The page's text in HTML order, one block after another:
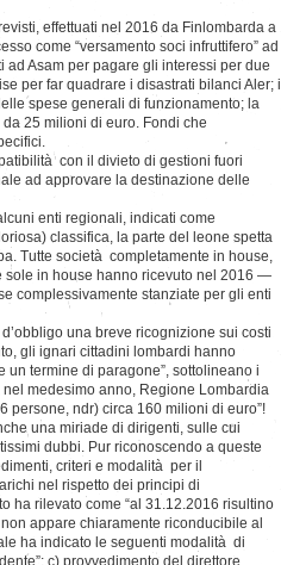
effettuati nel 2016 da Finlombarda a
come “versamento soci infruttifero” ad
Asam per pagare gli interessi per due
per far quadrare i disastrati bilanci Aler; i
spese generali di funzionamento; la
25 milioni di euro. Fondi che
con il divieto di gestioni fuori
ad approvare la destinazione delle
enti regionali, indicati come
classifica, la parte del leone spetta
Tutte società completamente in house,
sole in house hanno ricevuto nel 2016 —
complessivamente stanziate per gli enti
una breve ricognizione sui costi
gli ignari cittadini lombardi hanno
termine di paragone”, sottolineano i
medesimo anno, Regione Lombardia
persone, ndr) circa 160 milioni di euro”!
una miriade di dirigenti, sulle cui
dubbi. Pur riconoscendo a queste
criteri e modalità per il
nel rispetto dei principi di
ha rilevato come “al 31.12.2016 risultino
appare chiaramente riconducibile al
ha indicato le seguenti modalità di
c) provvedimento del direttore